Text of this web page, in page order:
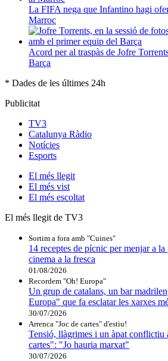
La FIFA nega que Infantino hagi
Marroc
Acord per al traspàs de Jofre
Barça
* Dades de les últimes 24h
Publicitat
TV3
Catalunya Ràdio
Notícies
Esports
El més llegit
El més vist
El més escoltat
El més llegit de TV3
Sortim a fora amb "Cuines"
14 receptes de pícnic per menjar a
cinema a la fresca
01/08/2026
Recordem "Oh! Europa"
Un grup de catalans, un bar
Europa" que fa esclatar les xarxes
30/07/2026
Arrenca "Joc de cartes" d'estiu!
Tensió, llàgrimes i un àpat conflictiu
cartes": "Jo hauria marxat"
30/07/2026